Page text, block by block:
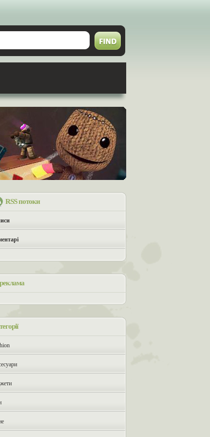
RSS потоки